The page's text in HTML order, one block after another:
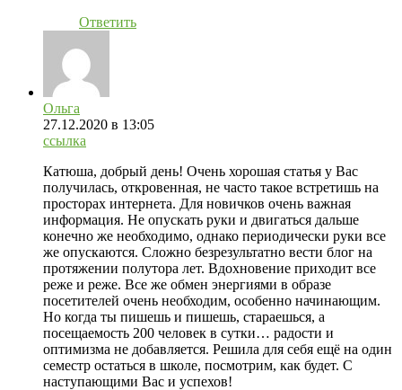
Ответить
Ольга
27.12.2020 в 13:05
ссылка
Катюша, добрый день! Очень хорошая статья у Вас
получилась, откровенная, не часто такое встретишь на
просторах интернета. Для новичков очень важная
информация. Не опускать руки и двигаться дальше
конечно же необходимо, однако периодически руки все
же опускаются. Сложно безрезультатно вести блог на
протяжении полутора лет. Вдохновение приходит все
реже и реже. Все же обмен энергиями в образе
посетителей очень необходим, особенно начинающим.
Но когда ты пишешь и пишешь, стараешься, а
посещаемость 200 человек в сутки… радости и
оптимизма не добавляется. Решила для себя ещё на один
семестр остаться в школе, посмотрим, как будет. С
наступающими Вас и успехов!